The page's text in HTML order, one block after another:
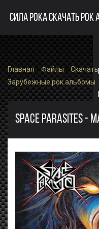
СИЛА РОКА СКАЧАТЬ
Главная»Файлы»
Зарубежные рок альбомы
SPACE PARASITES -